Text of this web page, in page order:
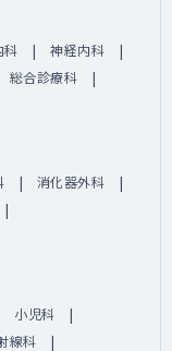
科
神経内科
総合診療科
消化器外科
小児科
線科